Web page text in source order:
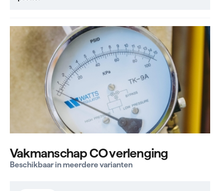
Vakmanschap CO verlenging
Beschikbaar in meerdere varianten